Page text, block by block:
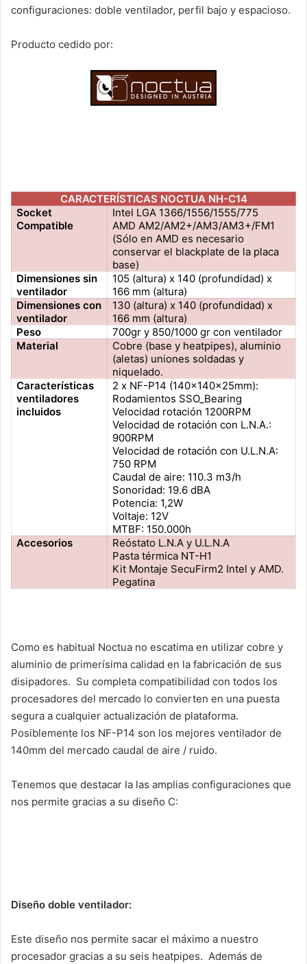
configuraciones: doble ventilador, perfil bajo y espacioso.
Producto cedido por:
CARACTERÍSTICAS NOCTUA NH-C14
Socket
Compatible
Intel LGA 1366/1556/1555/775
AMD AM2/AM2+/AM3/AM3+/FM1
(Sólo en AMD es necesario
conservar el blackplate de la placa
base)
Dimensiones sin
ventilador
105 (altura) x 140 (profundidad) x
166 mm (altura)
Dimensiones con
ventilador
130 (altura) x 140 (profundidad) x
166 mm (altura)
Peso
700gr y 850/1000 gr con ventilador
Material
Cobre (base y heatpipes), aluminio
(aletas) uniones soldadas y
niquelado.
Características
ventiladores
incluidos
2 x NF-P14 (140x140x25mm):
Rodamientos SSO_Bearing
Velocidad rotación 1200RPM
Velocidad de rotación con L.N.A.:
900RPM
Velocidad de rotación con U.L.N.A:
750 RPM
Caudal de aire: 110.3 m3/h
Sonoridad: 19.6 dBA
Potencia: 1,2W
Voltaje: 12V
MTBF: 150.000h
Accesorios
Reóstato L.N.A y U.L.N.A
Pasta térmica NT-H1
Kit Montaje SecuFirm2 Intel y AMD.
Pegatina
Como es habitual Noctua no escatima en utilizar cobre y
aluminio de primerísima calidad en la fabricación de sus
disipadores. Su completa compatibilidad con todos los
procesadores del mercado lo convierten en una puesta
segura a cualquier actualización de plataforma.
Posiblemente los NF-P14 son los mejores ventilador de
140mm del mercado caudal de aire / ruido.
Tenemos que destacar la las amplias configuraciones que
nos permite gracias a su diseño C:
Diseño doble ventilador:
Este diseño nos permite sacar el máximo a nuestro
procesador gracias a su seis heatpipes. Además de